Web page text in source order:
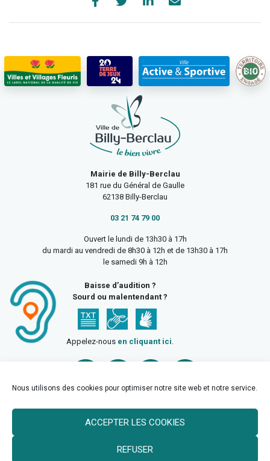
Nous utilisons des cookies pour optimiser notre site web et notre service.
ACCEPTER LES COOKIES
REFUSER
Mairie de Billy-Berclau
181 rue du Général de Gaulle
62138 Billy-Berclau
03 21 74 79 00
Ouvert le lundi de 13h30 à 17h
du mardi au vendredi de 8h30 à 12h et de 13h30 à 17h
le samedi 9h à 12h
Baisse d’audition ?
Sourd ou malentendant ?
Appelez-nous en cliquant ici.